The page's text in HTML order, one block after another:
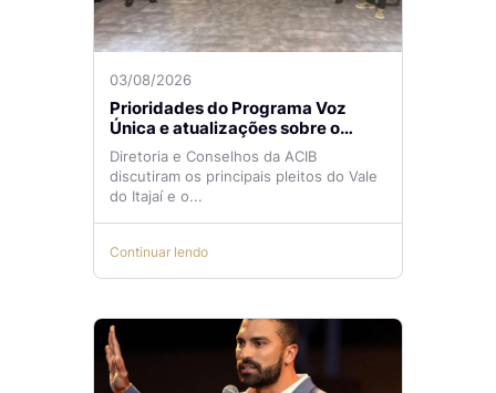
03/08/2026
Prioridades do Programa Voz
Única e atualizações sobre o
Aeroporto de Navegantes são
temas de reunião na ACIB
Diretoria e Conselhos da ACIB
discutiram os principais pleitos do Vale
do Itajaí e o...
Continuar lendo